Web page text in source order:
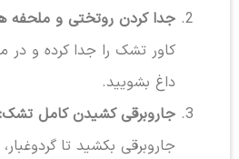
جدا کردن روتختی و ملحفه
کاور تشک را جدا کرده و در
داغ بشویید.
جاروبرقی کشیدن کامل تشک:
جاروبرقی بکشید تا